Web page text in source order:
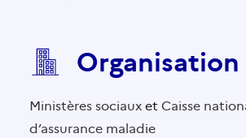
Organisation
Ministères sociauxet Caisse
d’assurance maladie